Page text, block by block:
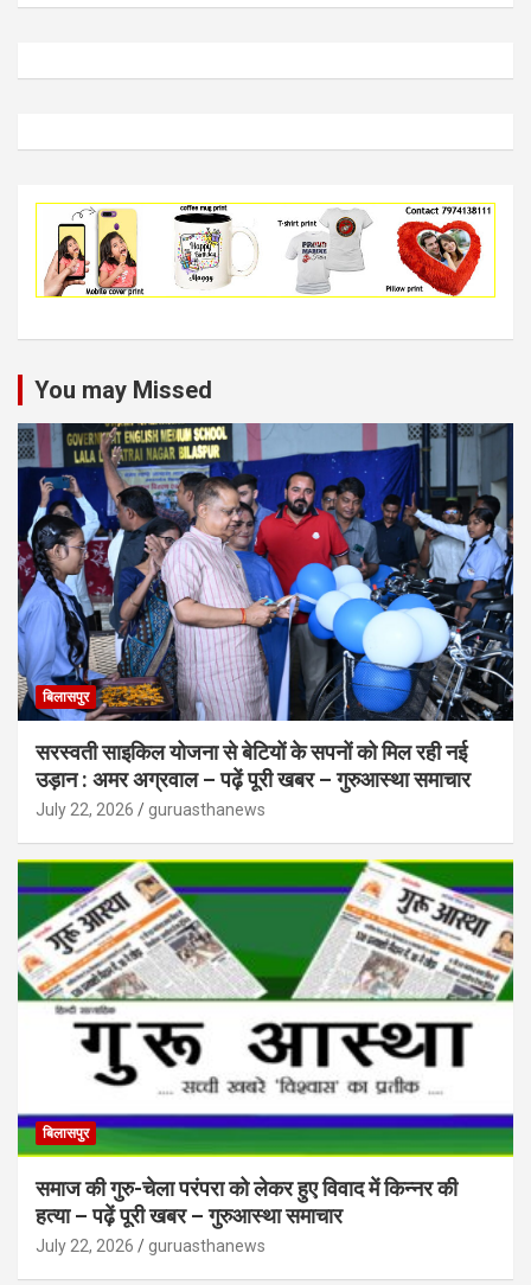
You may Missed
बिलासपुर
सरस्वती साइकिल योजना से बेटियों के सपनों को मिल रही नई
उड़ान : अमर अग्रवाल – पढ़ें पूरी खबर – गुरुआस्था समाचार
July 22, 2026 guruasthanews
बिलासपुर
समाज की गुरु-चेला परंपरा को लेकर हुए विवाद में किन्नर की
हत्या – पढ़ें पूरी खबर – गुरुआस्था समाचार
July 22, 2026 guruasthanews